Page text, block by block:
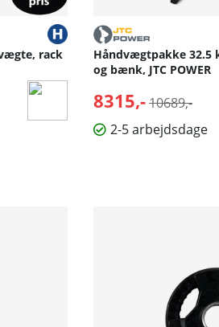
rack
Håndvægtpakke 32.5
og bænk, JTC POWER
8315,- Normalpris:
10689,-
2-5 arbejdsdage